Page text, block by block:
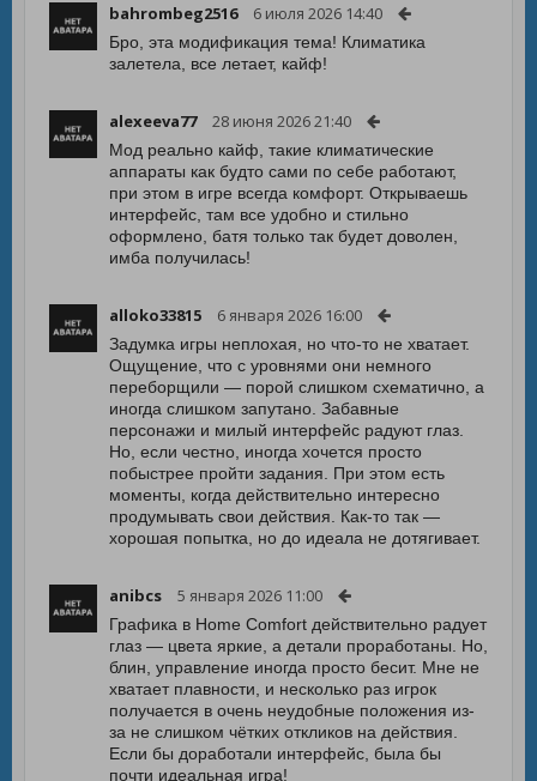
bahrombeg2516 6 июля 2026 14:40
Бро, эта модификация тема! Климатика
залетела, все летает, кайф!
alexeeva77 28 июня 2026 21:40
Мод реально кайф, такие климатические
аппараты как будто сами по себе работают,
при этом в игре всегда комфорт. Открываешь
интерфейс, там все удобно и стильно
оформлено, батя только так будет доволен,
имба получилась!
alloko33815 6 января 2026 16:00
Задумка игры неплохая, но что-то не хватает.
Ощущение, что с уровнями они немного
переборщили — порой слишком схематично, а
иногда слишком запутано. Забавные
персонажи и милый интерфейс радуют глаз.
Но, если честно, иногда хочется просто
побыстрее пройти задания. При этом есть
моменты, когда действительно интересно
продумывать свои действия. Как-то так —
хорошая попытка, но до идеала не дотягивает.
anibcs 5 января 2026 11:00
Графика в Home Comfort действительно радует
глаз — цвета яркие, а детали проработаны. Но,
блин, управление иногда просто бесит. Мне не
хватает плавности, и несколько раз игрок
получается в очень неудобные положения из-
за не слишком чётких откликов на действия.
Если бы доработали интерфейс, была бы
почти идеальная игра!